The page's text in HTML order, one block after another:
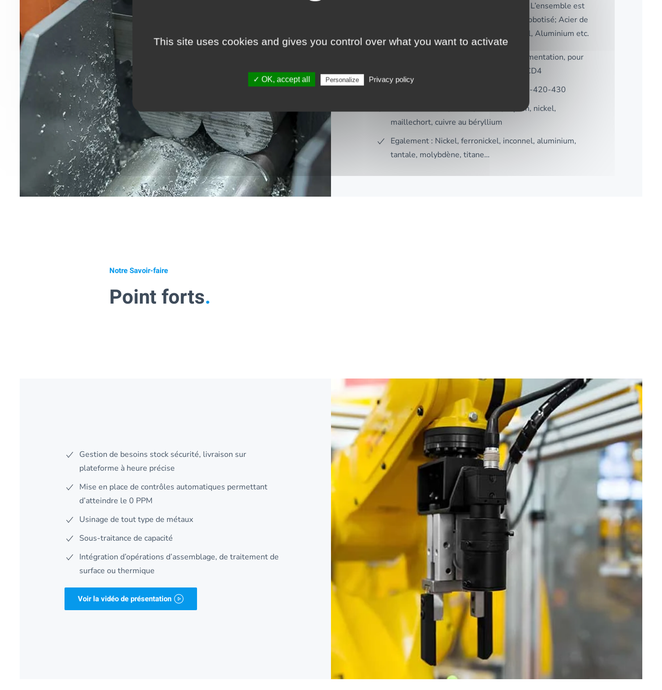
d’alliages pour la conception de vos pièces. L’ensemble est
réalisé dans le parc machine tournage CN robotisé; Acier de
carbone, Inox, Laiton, Cuivre, Bronze, Nickel, Aluminium etc.
Acier au carbone de décolletage, de cémentation, pour
trempe, à haute résistance 100C6-42CD4
Inox : 303-304(L), 316(L), 316, Ti-321-420-430
Cuivreux : laiton, cuivre, bronze, cupron, nickel,
maillechort, cuivre au béryllium
Egalement : Nickel, ferronickel, inconnel, aluminium,
tantale, molybdène, titane…
Notre Savoir-faire
Point forts.
Gestion de besoins stock sécurité, livraison sur
plateforme à heure précise
Mise en place de contrôles automatiques permettant
d’atteindre le 0 PPM
Usinage de tout type de métaux
Sous-traitance de capacité
Intégration d’opérations d’assemblage, de traitement de
surface ou thermique
Voir la vidéo de présentation
This site uses cookies and gives you control over what you want to activate
✓ OK, accept all Personalize Privacy policy